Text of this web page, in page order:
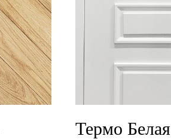
Термо Белая